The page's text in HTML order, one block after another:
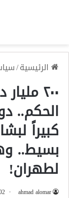
الرئيسية/
٢٠٠
الحكم..
كبيراً
بسيط..
لطهران!
ahmad alomar